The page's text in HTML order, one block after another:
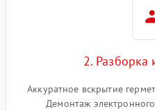
2. Разборка
Аккуратное вскрытие
Демонтаж